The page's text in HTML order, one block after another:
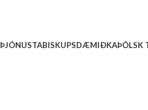
ÞJÓNUSTABISKUPSDÆMIÐKAÞÓLSK